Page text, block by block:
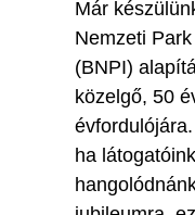
Már
Nemzeti
(BNPI)
közelgő, 50
ha